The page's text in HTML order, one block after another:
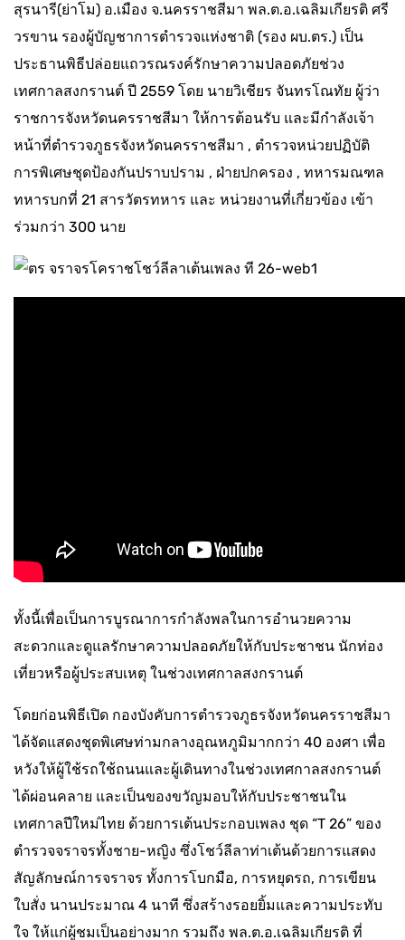
สุรนารี(ย่าโม) อ.เมือง จ.นครราชสีมา พล.ต.อ.เฉลิมเกียรติ ศรี
วรขาน รองผู้บัญชาการตำรวจแห่งชาติ (รอง ผบ.ตร.) เป็น
ประธานพิธีปล่อยแถวรณรงค์รักษาความปลอดภัยช่วง
เทศกาลสงกรานต์ ปี 2559 โดย นายวิเชียร จันทรโณทัย ผู้ว่า
ราชการจังหวัดนครราชสีมา ให้การต้อนรับ และมีกำลังเจ้า
หน้าที่ตำรวจภูธรจังหวัดนครราชสีมา , ตำรวจหน่วยปฏิบัติ
การพิเศษชุดป้องกันปราบปราม , ฝ่ายปกครอง , ทหารมณฑล
ทหารบกที่ 21 สารวัตรทหาร และ หน่วยงานที่เกี่ยวข้อง เข้า
ร่วมกว่า 300 นาย
ทั้งนี้เพื่อเป็นการบูรณาการกำลังพลในการอำนวยความ
สะดวกและดูแลรักษาความปลอดภัยให้กับประชาชน นักท่อง
เที่ยวหรือผู้ประสบเหตุ ในช่วงเทศกาลสงกรานต์
โดยก่อนพิธีเปิด กองบังคับการตำรวจภูธรจังหวัดนครราชสีมา
ได้จัดแสดงชุดพิเศษท่ามกลางอุณหภูมิมากกว่า 40 องศา เพื่อ
หวังให้ผู้ใช้รถใช้ถนนและผู้เดินทางในช่วงเทศกาลสงกรานต์
ได้ผ่อนคลาย และเป็นของขวัญมอบให้กับประชาชนใน
เทศกาลปีใหม่ไทย ด้วยการเต้นประกอบเพลง ชุด “T 26” ของ
ตำรวจจราจรทั้งชาย-หญิง ซึ่งโชว์ลีลาท่าเต้นด้วยการแสดง
สัญลักษณ์การจราจร ทั้งการโบกมือ, การหยุดรถ, การเขียน
ใบสั่ง นานประมาณ 4 นาที ซึ่งสร้างรอยยิ้มและความประทับ
ใจ ให้แก่ผู้ชมเป็นอย่างมาก รวมถึง พล.ต.อ.เฉลิมเกียรติ ที่